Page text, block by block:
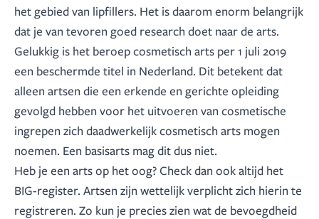
het gebied van lipfillers. Het is daarom enorm belangrijk
dat je van tevoren goed research doet naar de arts.
Gelukkig is het beroep cosmetisch arts per 1 juli 2019
een beschermde titel in Nederland. Dit betekent dat
alleen artsen die een erkende en gerichte opleiding
gevolgd hebben voor het uitvoeren van cosmetische
ingrepen zich daadwerkelijk cosmetisch arts mogen
noemen. Een basisarts mag dit dus niet.
Heb je een arts op het oog? Check dan ook altijd het
BIG-register. Artsen zijn wettelijk verplicht zich hierin te
registreren. Zo kun je precies zien wat de bevoegdheid